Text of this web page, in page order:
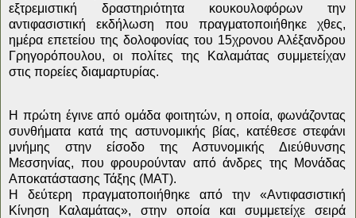
εξτρεμιστική δραστηριότητα κουκουλοφόρων την
αντιφασιστική εκδήλωση που πραγματοποιήθηκε χθες,
ημέρα επετείου της δολοφονίας του 15χρονου Αλέξανδρου
Γρηγορόπουλου, οι πολίτες της Καλαμάτας συμμετείχαν
στις πορείες διαμαρτυρίας.
Η πρώτη έγινε από ομάδα φοιτητών, η οποία, φωνάζοντας
συνθήματα κατά της αστυνομικής βίας, κατέθεσε στεφάνι
μνήμης στην είσοδο της Αστυνομικής Διεύθυνσης
Μεσσηνίας, που φρουρούνταν από άνδρες της Μονάδας
Αποκατάστασης Τάξης (ΜΑΤ).
Η δεύτερη πραγματοποιήθηκε από την «Αντιφασιστική
Κίνηση Καλαμάτας», στην οποία και συμμετείχε σειρά